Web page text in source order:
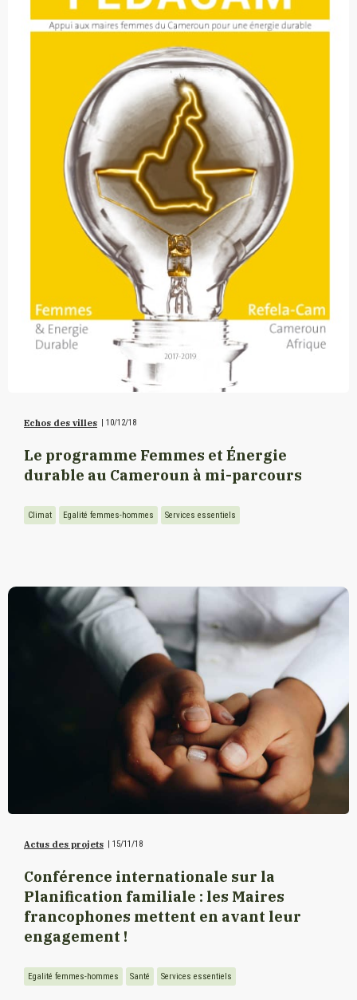
Echos des villes | 10/12/18
Le programme Femmes et Énergie
durable au Cameroun à mi-parcours
Climat Egalité femmes-hommes Services essentiels
Actus des projets | 15/11/18
Conférence internationale sur la
Planification familiale : les Maires
francophones mettent en avant leur
engagement !
Egalité femmes-hommes Santé Services essentiels